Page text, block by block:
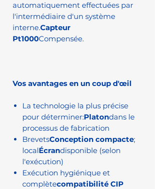
automatiquement effectuées par
l'intermédiaire d'un système
interne.Capteur
Pt1000Compensée.
Vos avantages en un coup d'œil
La technologie la plus précise
pour déterminer:Platondans le
processus de fabrication
BrevetsConception compacte;
localÉcrandisponible (selon
l'exécution)
Exécution hygiénique et
complètecompatibilité CIP